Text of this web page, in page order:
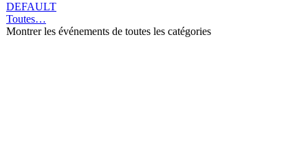
DEFAULT
Toutes…
Montrer les événements de toutes les catégories